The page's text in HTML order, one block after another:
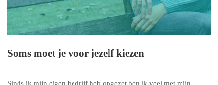
Soms moet je voor jezelf kiezen
Sinds ik mijn eigen bedrijf heb opgezet ben ik veel met mijn